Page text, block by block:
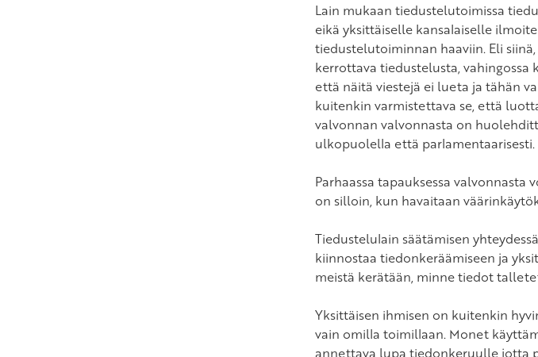
Lain mukaan tiedustelutoimissa
eikä yksittäiselle kansalaiselle
tiedustelutoiminnan haaviin. Eli
kerrottava tiedustelusta,
että näitä viestejä ei lueta ja tähän
kuitenkin varmistettava se, että
valvonnan valvonnasta on
ulkopuolella että parlamentaarisesti.
Parhaassa tapauksessa
on silloin, kun havaitaan
Tiedustelulain säätämisen
kiinnostaa tiedonkeräämiseen ja
meistä kerätään, minne tiedot
Yksittäisen ihmisen on kuitenkin
vain omilla toimillaan. Monet
annettava lupa tiedonkeruulle jotta